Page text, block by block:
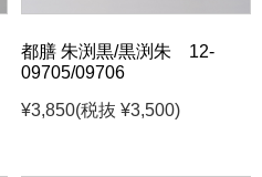
都膳 朱渕黒/黒渕朱 12-
09705/09706
¥3,850(税抜 ¥3,500)